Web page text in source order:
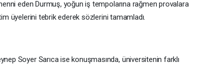
eden Durmuş, yoğun iş tempolarına rağmen provalara
üyelerini tebrik ederek sözlerini tamamladı.
Soyer Sarıca ise konuşmasında, üniversitenin farklı